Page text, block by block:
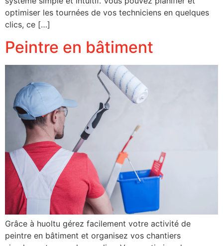
optimiser les tournées de vos techniciens en quelques
clics, ce […]
Peintre en bâtiment
Grâce à huoltu gérez facilement votre activité de
peintre en bâtiment et organisez vos chantiers